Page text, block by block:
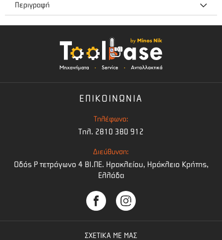
Περιγραφή
Ιμάντας Θαμνοκοπτικών Διπλός Επαγγελματικός
ΕΠΙΚΟΙΝΩΝΙΑ
Τηλέφωνο:
Τηλ. 2810 380 912
Διεύθυνση:
Οδός Ρ τετράγωνο 4 BI.ΠΕ. Ηρακλείου, Ηράκλειο Κρήτης,
Ελλάδα
ΣΧΕΤΙΚΑ ΜΕ ΜΑΣ